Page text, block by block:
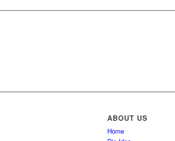
ABOUT US
Home